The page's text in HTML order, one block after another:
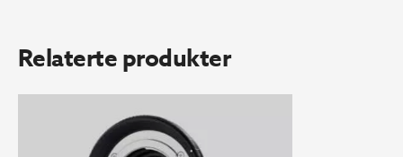
Relaterte produkter